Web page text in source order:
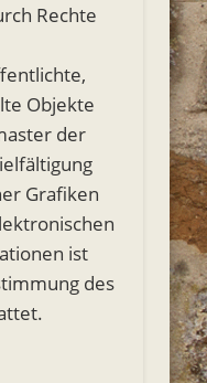
Rechte
Objekte
der
Grafiken
ist
des